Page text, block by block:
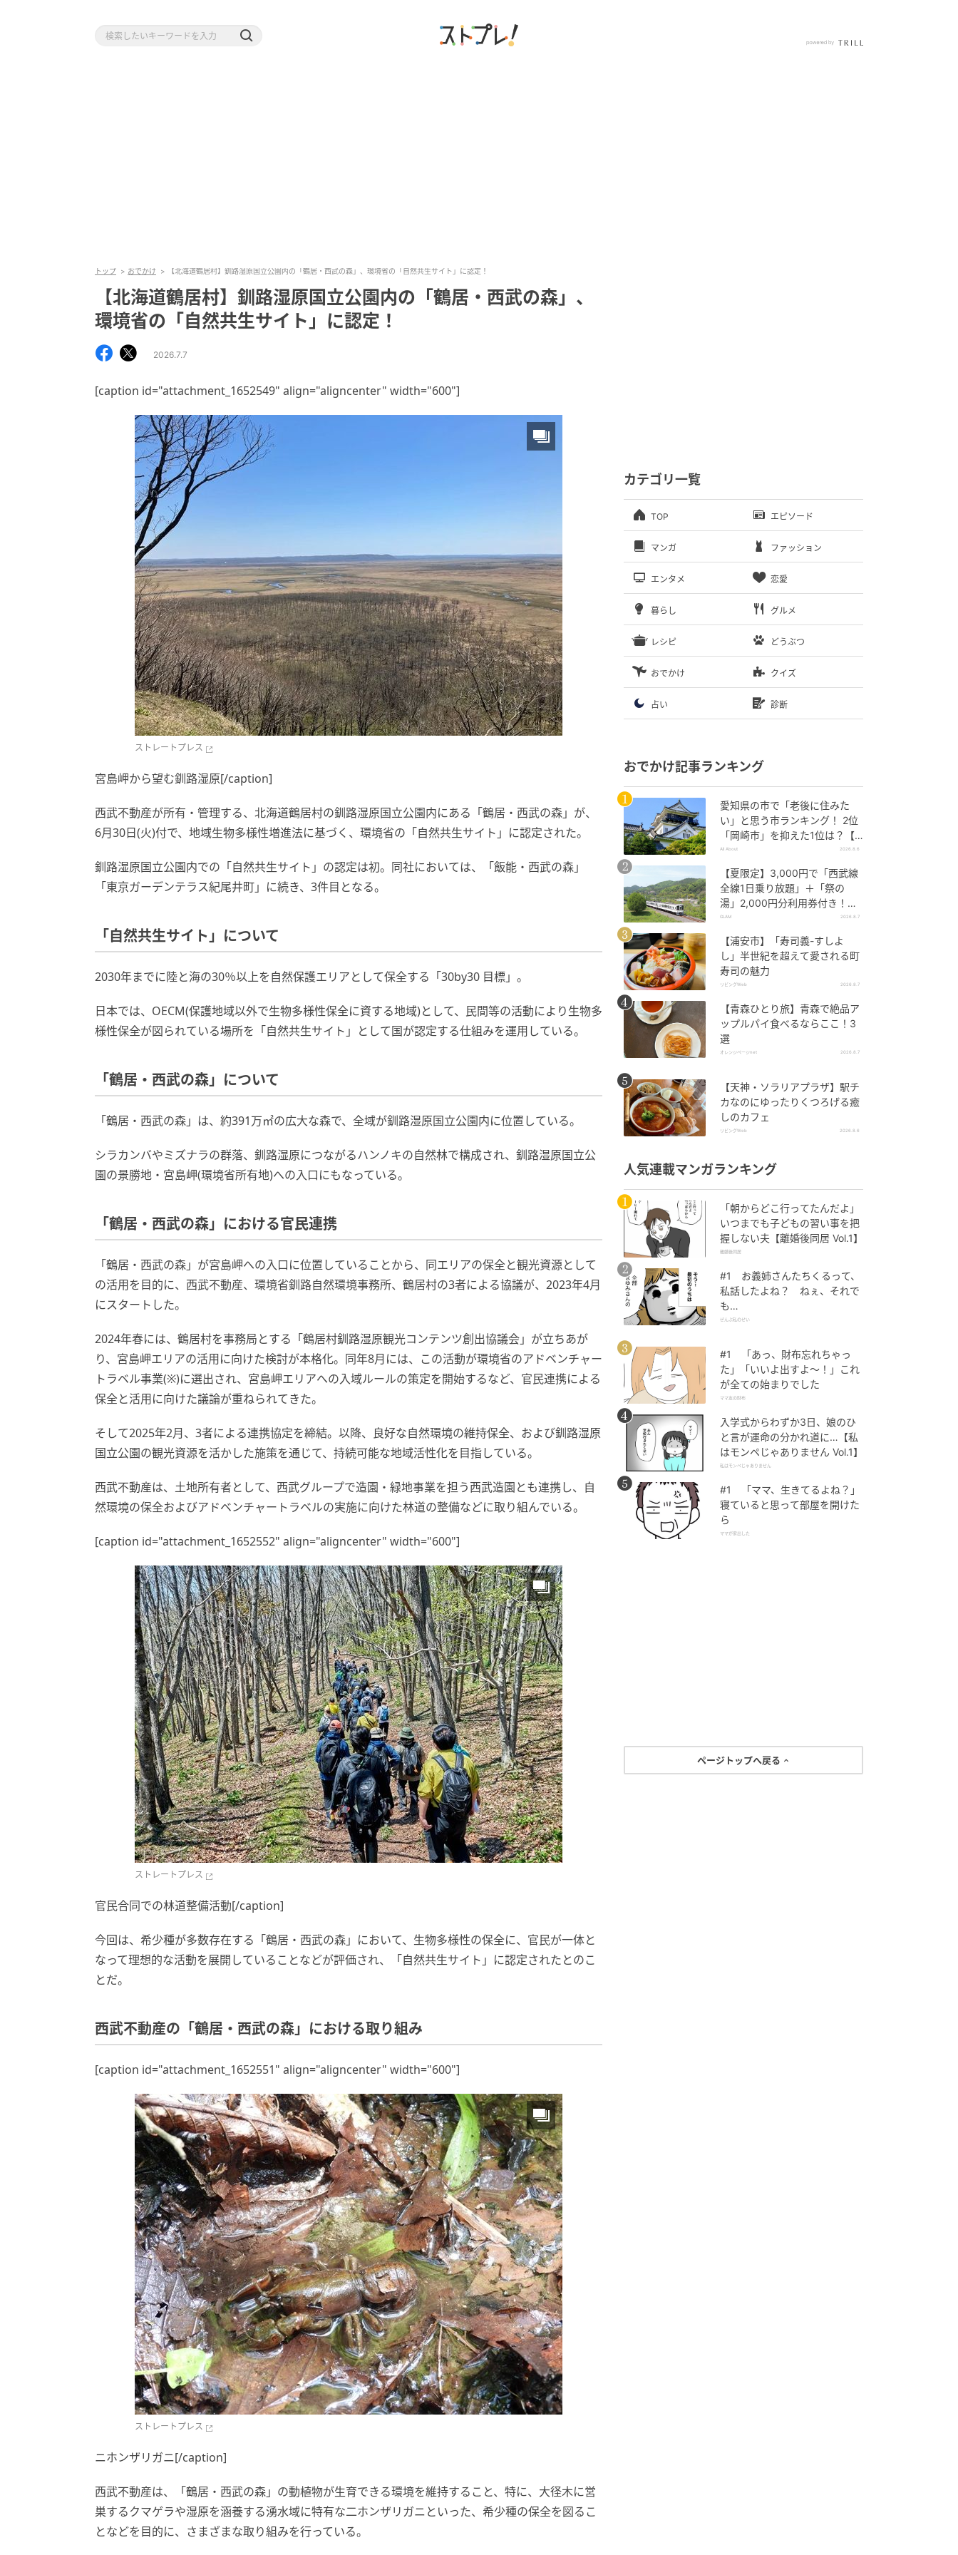
トップ おでかけ 【北海道鶴居村】釧路湿原国立公園内の「鶴居・西武の森」、環境省の「自然共生サイト」に認定！
【北海道鶴居村】釧路湿原国立公園内の「鶴居・西武の森」、
環境省の「自然共生サイト」に認定！
2026.7.7
[caption id="attachment_1652549" align="aligncenter" width="600"]
ストレートプレス
宮島岬から望む釧路湿原[/caption]
西武不動産が所有・管理する、北海道鶴居村の釧路湿原国立公園内にある「鶴居・西武の森」が、
6月30日(火)付で、地域生物多様性増進法に基づく、環境省の「自然共生サイト」に認定された。
釧路湿原国立公園内での「自然共生サイト」の認定は初。同社においては、「飯能・西武の森」
「東京ガーデンテラス紀尾井町」に続き、3件目となる。
「自然共生サイト」について
2030年までに陸と海の30％以上を自然保護エリアとして保全する「30by30 目標」。
日本では、OECM(保護地域以外で生物多様性保全に資する地域)として、民間等の活動により生物多
様性保全が図られている場所を「自然共生サイト」として国が認定する仕組みを運用している。
「鶴居・西武の森」について
「鶴居・西武の森」は、約391万㎡の広大な森で、全域が釧路湿原国立公園内に位置している。
シラカンバやミズナラの群落、釧路湿原につながるハンノキの自然林で構成され、釧路湿原国立公
園の景勝地・宮島岬(環境省所有地)への入口にもなっている。
「鶴居・西武の森」における官民連携
「鶴居・西武の森」が宮島岬への入口に位置していることから、同エリアの保全と観光資源として
の活用を目的に、西武不動産、環境省釧路自然環境事務所、鶴居村の3者による協議が、2023年4月
にスタートした。
2024年春には、鶴居村を事務局とする「鶴居村釧路湿原観光コンテンツ創出協議会」が立ちあが
り、宮島岬エリアの活用に向けた検討が本格化。同年8月には、この活動が環境省のアドベンチャー
トラベル事業(※)に選出され、宮島岬エリアへの入域ルールの策定を開始するなど、官民連携による
保全と活用に向けた議論が重ねられてきた。
そして2025年2月、3者による連携協定を締結。以降、良好な自然環境の維持保全、および釧路湿原
国立公園の観光資源を活かした施策を通じて、持続可能な地域活性化を目指している。
西武不動産は、土地所有者として、西武グループで造園・緑地事業を担う西武造園とも連携し、自
然環境の保全およびアドベンチャートラベルの実施に向けた林道の整備などに取り組んでいる。
[caption id="attachment_1652552" align="aligncenter" width="600"]
ストレートプレス
官民合同での林道整備活動[/caption]
今回は、希少種が多数存在する「鶴居・西武の森」において、生物多様性の保全に、官民が一体と
なって理想的な活動を展開していることなどが評価され、「自然共生サイト」に認定されたとのこ
とだ。
西武不動産の「鶴居・西武の森」における取り組み
[caption id="attachment_1652551" align="aligncenter" width="600"]
ストレートプレス
ニホンザリガニ[/caption]
西武不動産は、「鶴居・西武の森」の動植物が生育できる環境を維持すること、特に、大径木に営
巣するクマゲラや湿原を涵養する湧水域に特有な二ホンザリガニといった、希少種の保全を図るこ
となどを目的に、さまざまな取り組みを行っている。
カテゴリ一覧
TOP エピソード
マンガ ファッション
エンタメ 恋愛
暮らし グルメ
レシピ どうぶつ
おでかけ クイズ
占い 診断
おでかけ記事ランキング
愛知県の市で「老後に住みた
い」と思う市ランキング！ 2位
「岡崎市」を抑えた1位は？【2
026年調査】
All About 2026.8.6
【夏限定】3,000円で「西武線
全線1日乗り放題」＋「祭の
湯」2,000円分利用券付き！
『秩父 夏のおでかけきっぷ』で
GLAM 2026.8.7
【浦安市】「寿司義-すしよ
し」半世紀を超えて愛される町
寿司の魅力
リビングWeb 2026.8.7
【青森ひとり旅】青森で絶品ア
ップルパイ食べるならここ！3
選
オレンジページnet 2026.8.7
【天神・ソラリアプラザ】駅チ
カなのにゆったりくつろげる癒
しのカフェ
リビングWeb 2026.8.6
人気連載マンガランキング
「朝からどこ行ってたんだよ」
いつまでも子どもの習い事を把
握しない夫【離婚後同居 Vol.1】
離婚後同居
#1 お義姉さんたちくるって、
私話したよね？ ねぇ、それで
も…
ぜんぶ私のせい
#1 「あっ、財布忘れちゃっ
た」「いいよ出すよ〜！」これ
が全ての始まりでした
ママ友の財布
入学式からわずか3日、娘のひ
と言が運命の分かれ道に…【私
はモンペじゃありません Vol.1】
私はモンペじゃありません
#1 「ママ、生きてるよね？」
寝ていると思って部屋を開けた
ら
ママが家出した
ページトップへ戻る